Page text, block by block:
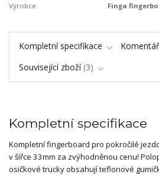
Výrobce: Finga
Kompletní specifikace
Související zboží 3
Kompletní specifikace
Kompletní fingerboard pro pokročilé
v šířce 33mm za zvýhodněnou cenu!
osičkové trucky obsahují teflonové